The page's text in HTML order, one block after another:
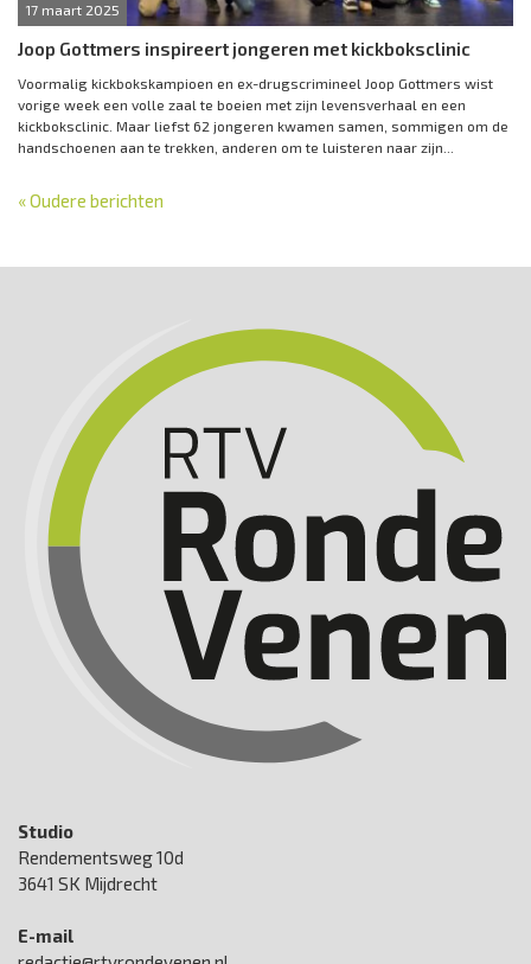
17 maart 2025
Joop Gottmers inspireert jongeren met kickboksclinic
Voormalig kickbokskampioen en ex-drugscrimineel Joop Gottmers wist
vorige week een volle zaal te boeien met zijn levensverhaal en een
kickboksclinic. Maar liefst 62 jongeren kwamen samen, sommigen om de
handschoenen aan te trekken, anderen om te luisteren naar zijn...
« Oudere berichten
Studio
Rendementsweg 10d
3641 SK Mijdrecht
E-mail